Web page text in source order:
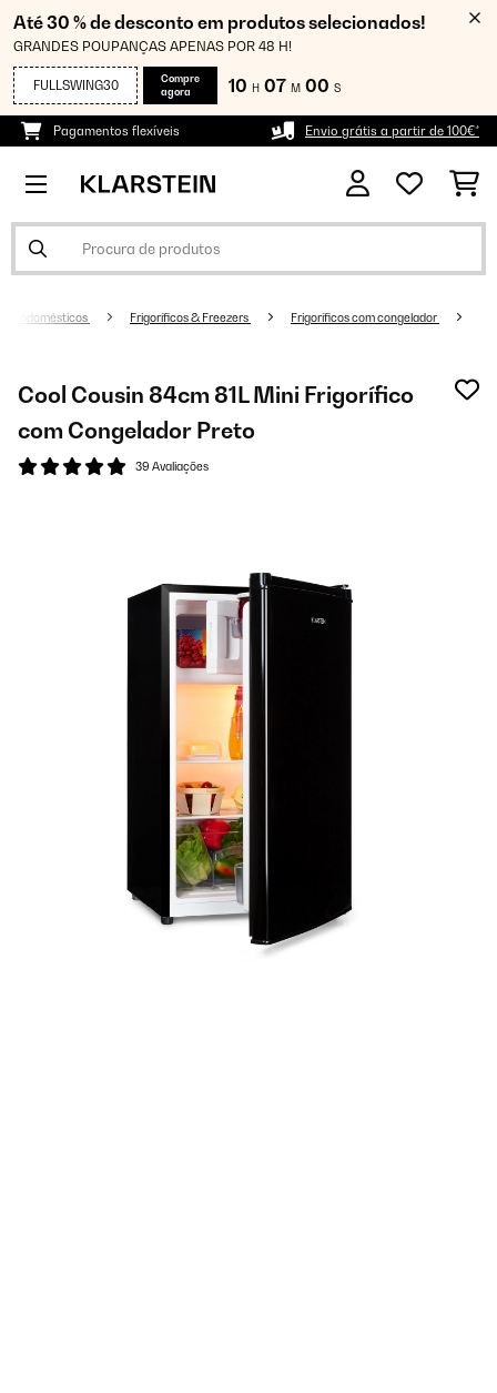
Até 30 % de desconto em produtos selecionados!
GRANDES POUPANÇAS APENAS POR 48 H!
FULLSWING30
Compre
agora
10 H 07 M 00 S
Pagamentos flexíveis Envio grátis a partir de 100€*
Frigoríficos & Freezers Frigoríficos com congelador
Cool Cousin 84cm 81L Mini Frigorífico
com Congelador Preto
39 Avaliações